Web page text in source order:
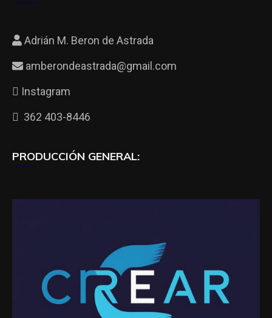
Adrián M. Beron de Astrada
amberondeastrada@gmail.com
Instagram
362 403-8446
PRODUCCIÓN GENERAL: